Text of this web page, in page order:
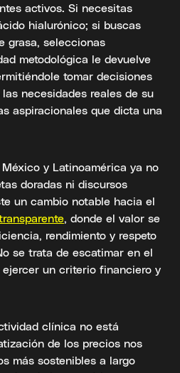
activos. Si necesitas
hialurónico; si buscas
grasa, seleccionas
metodológica le devuelve
tomar decisiones
necesidades reales de su
aspiracionales que dicta una
y Latinoamérica ya no
doradas ni discursos
un cambio notable hacia el
, donde el valor se
rendimiento y respeto
se trata de escatimar en el
un criterio financiero y
clínica no está
de los precios nos
más sostenibles a largo